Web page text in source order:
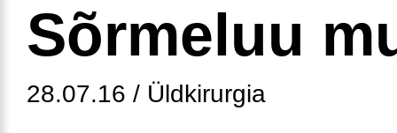
Sõrmeluu
28.07.16 / Üldkirurgia